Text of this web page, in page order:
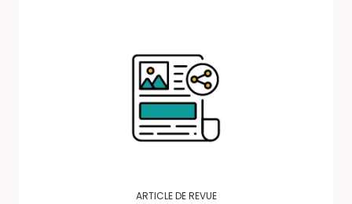
ARTICLE DE REVUE